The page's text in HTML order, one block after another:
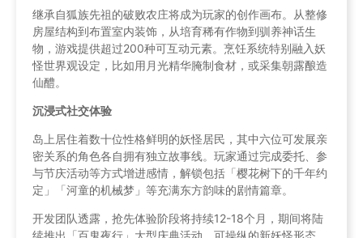
继承自狐族先祖的破败农庄将成为玩家的创作画布。从整修
房屋结构到布置室内装饰，从培育稀有作物到驯养神话生
物，游戏提供超过200种可互动元素。烹饪系统特别融入妖
怪世界观设定，比如用月光精华腌制食材，或采集朝露酿造
仙醴。
沉浸式社交体验
岛上居住着数十位性格鲜明的妖怪居民，其中六位可发展亲
密关系的角色各自拥有独立故事线。玩家通过完成委托、参
与节庆活动等方式增进感情，解锁包括「樱花树下的千年约
定」「河童的机械梦」等充满东方韵味的剧情篇章。
开发团队透露，抢先体验阶段将持续12-18个月，期间将陆
续推出「百鬼夜行」大型庆典活动、可操纵的新妖怪形态、